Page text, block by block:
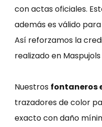
con actas oficiales.
además es válido
Así reforzamos la
realizado en
Nuestros fontaneros
trazadores de color
exacto con daño